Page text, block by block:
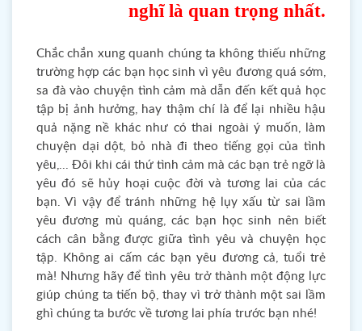
nghĩ là quan trọng nhất.
Chắc chắn xung quanh chúng ta không thiếu những
trường hợp các bạn học sinh vì yêu đương quá sớm,
sa đà vào chuyện tình cảm mà dẫn đến kết quả học
tập bị ảnh hưởng, hay thậm chí là để lại nhiều hậu
quả nặng nề khác như có thai ngoài ý muốn, làm
chuyện dại dột, bỏ nhà đi theo tiếng gọi của tình
yêu,... Đôi khi cái thứ tình cảm mà các bạn trẻ ngỡ là
yêu đó sẽ hủy hoại cuộc đời và tương lai của các
bạn. Vì vậy để tránh những hệ lụy xấu từ sai lầm
yêu đương mù quáng, các bạn học sinh nên biết
cách cân bằng được giữa tình yêu và chuyện học
tập. Không ai cấm các bạn yêu đương cả, tuổi trẻ
mà! Nhưng hãy để tình yêu trở thành một động lực
giúp chúng ta tiến bộ, thay vì trở thành một sai lầm
ghì chúng ta bước về tương lai phía trước bạn nhé!